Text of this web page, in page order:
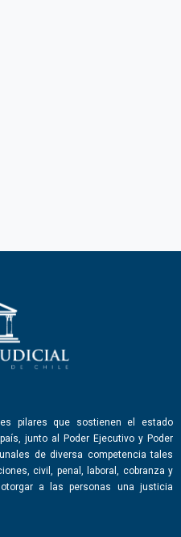
pilares que sostienen el estado
junto al Poder Ejecutivo y Poder
de diversa competencia tales
civil, penal, laboral, cobranza y
a las personas una justicia